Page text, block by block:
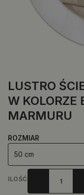
LUSTRO
W KOLORZE
MARMURU
ROZMIAR
50 cm
ILOŚĆ